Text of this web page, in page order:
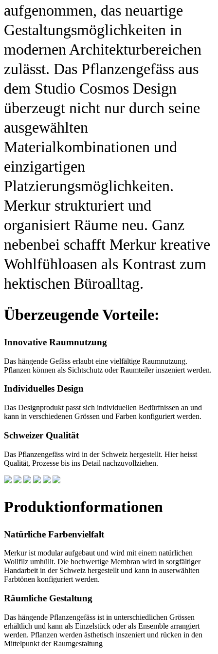
aufgenommen, das neuartige
Gestaltungsmöglichkeiten in
modernen Architekturbereichen
zulässt. Das Pflanzengefäss aus
dem Studio Cosmos Design
überzeugt nicht nur durch seine
ausgewählten
Materialkombinationen und
einzigartigen
Platzierungsmöglichkeiten.
Merkur strukturiert und
organisiert Räume neu. Ganz
nebenbei schafft Merkur kreative
Wohlfühloasen als Kontrast zum
hektischen Büroalltag.
Überzeugende Vorteile:
Innovative Raumnutzung
Das hängende Gefäss erlaubt eine vielfältige Raumnutzung.
Pflanzen können als Sichtschutz oder Raumteiler inszeniert werden.
Individuelles Design
Das Designprodukt passt sich individuellen Bedürfnissen an und
kann in verschiedenen Grössen und Farben konfiguriert werden.
Schweizer Qualität
Das Pflanzengefäss wird in der Schweiz hergestellt. Hier heisst
Qualität, Prozesse bis ins Detail nachzuvollziehen.
Produktionformationen
Natürliche Farbenvielfalt
Merkur ist modular aufgebaut und wird mit einem natürlichen
Wollfilz umhüllt. Die hochwertige Membran wird in sorgfältiger
Handarbeit in der Schweiz hergestellt und kann in auserwählten
Farbtönen konfiguriert werden.
Räumliche Gestaltung
Das hängende Pflanzengefäss ist in unterschiedlichen Grössen
erhältlich und kann als Einzelstück oder als Ensemble arrangiert
werden. Pflanzen werden ästhetisch inszeniert und rücken in den
Mittelpunkt der Raumgestaltung